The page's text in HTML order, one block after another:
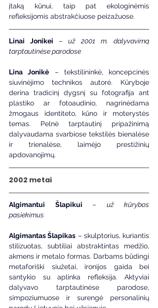
įtaką kūnui, taip pat ekologinėmis
refleksijomis abstrakčiuose peizažuose.
Linai Jonikei
– už 2001 m. dalyvavimą
tarptautinėse parodose
Lina Jonikė – tekstilininkė, koncepcinės
siuvinėjimo technikos autorė. Kūryboje
derina tradicinį dygsnį su fotografija ant
plastiko ar fotoaudinio, nagrinėdama
žmogaus identiteto, kūno ir moterystės
temas. Pelnė tarptautinį pripažinimą
dalyvaudama svarbiose tekstilės bienalėse
ir trienalėse, laimėjo prestižinių
apdovanojimų.
2002 metai
Algimantui Šlapikui – už kūrybos
pasiekimus
Algimantas Šlapikas – skulptorius, kuriantis
stilizuotas, subtiliai abstraktintas medžio,
akmens ir metalo formas. Darbams būdingi
metaforiški siužetai, ironijos gaida bei
santykio su aplinka refleksija. Aktyviai
dalyvavo tarptautinėse parodose,
simpoziumuose ir surengė personalinių